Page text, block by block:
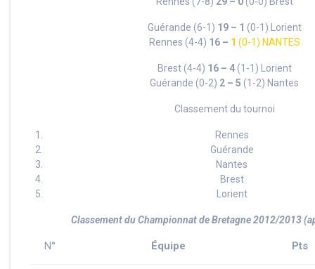
Guérande (6-1) 19 – 1 (0-1) Lorient
Rennes (4-4) 16 – 1 (0-1) NANTES
Brest (4-4) 16 – 4(1-1) Lorient
Guérande (0-2) 2 – 5 (1-2) Nantes
Classement du tournoi
Rennes
Guérande
Nantes
Brest
Lorient
Classement du Championnat de Bretagne 2012/2013
N° Équipe Pts